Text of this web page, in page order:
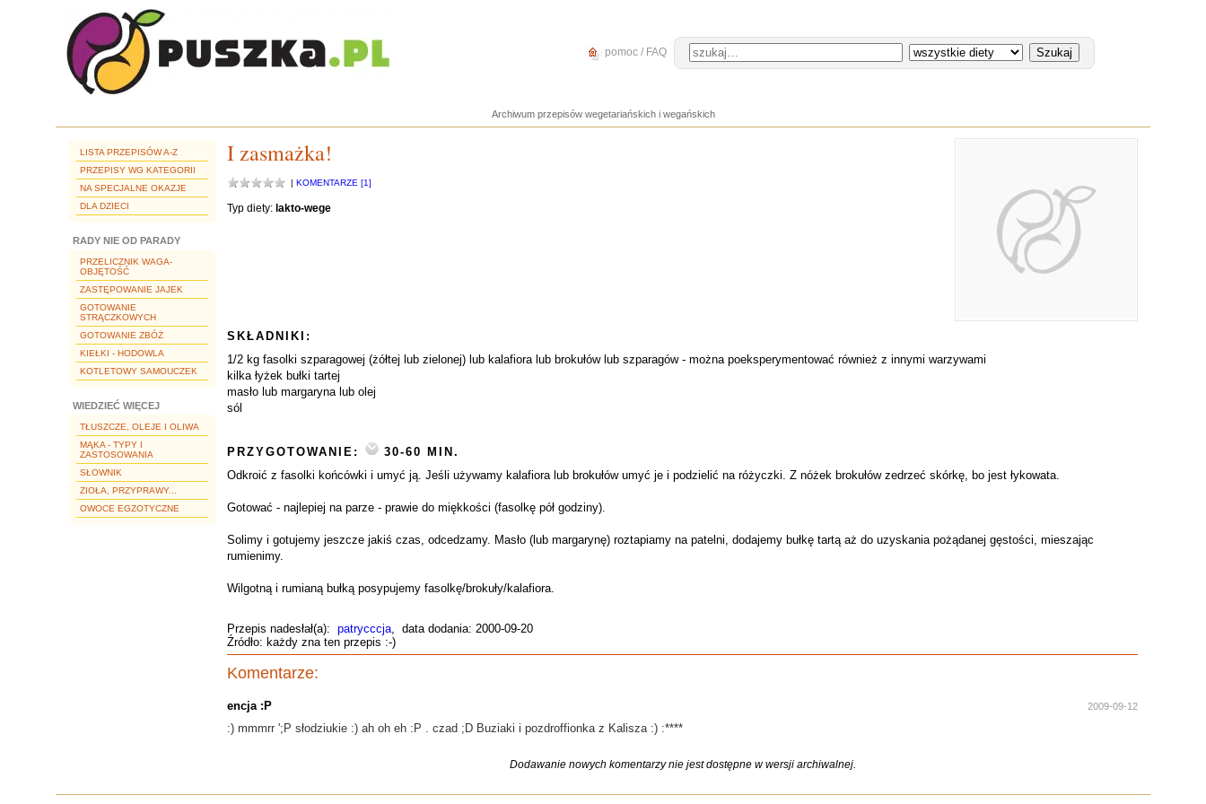
pomoc / FAQ
Archiwum przepisów wegetariańskich i wegańskich
LISTA PRZEPISÓW A-Z
PRZEPISY WG KATEGORII
NA SPECJALNE OKAZJE
DLA DZIECI
RADY NIE OD PARADY
PRZELICZNIK WAGA-
OBJĘTOŚĆ
ZASTĘPOWANIE JAJEK
GOTOWANIE
STRĄCZKOWYCH
GOTOWANIE ZBÓŻ
KIEŁKI - HODOWLA
KOTLETOWY SAMOUCZEK
WIEDZIEĆ WIĘCEJ
TŁUSZCZE, OLEJE I OLIWA
MĄKA - TYPY I
ZASTOSOWANIA
SŁOWNIK
ZIOŁA, PRZYPRAWY...
OWOCE EGZOTYCZNE
I zasmażka!
| KOMENTARZE [1]
Typ diety: lakto-wege
SKŁADNIKI:
1/2 kg fasolki szparagowej (żółtej lub zielonej) lub kalafiora lub brokułów lub szparagów - można poeksperymentować również z innymi warzywami
kilka łyżek bułki tartej
masło lub margaryna lub olej
sól
PRZYGOTOWANIE:
30-60 MIN.
Odkroić z fasolki końcówki i umyć ją. Jeśli używamy kalafiora lub brokułów umyć je i podzielić na różyczki. Z nóżek brokułów zedrzeć skórkę, bo jest łykowata.
Gotować - najlepiej na parze - prawie do miękkości (fasolkę pół godziny).
Solimy i gotujemy jeszcze jakiś czas, odcedzamy. Masło (lub margarynę) roztapiamy na patelni, dodajemy bułkę tartą aż do uzyskania pożądanej gęstości, mieszając
rumienimy.
Wilgotną i rumianą bułką posypujemy fasolkę/brokuły/kalafiora.
Przepis nadesłał(a): patrycccja, data dodania: 2000-09-20
Źródło: każdy zna ten przepis :-)
Komentarze:
encja :P 2009-09-12
:) mmmrr ';P słodziukie :) ah oh eh :P . czad ;D Buziaki i pozdroffionka z Kalisza :) :****
Dodawanie nowych komentarzy nie jest dostępne w wersji archiwalnej.